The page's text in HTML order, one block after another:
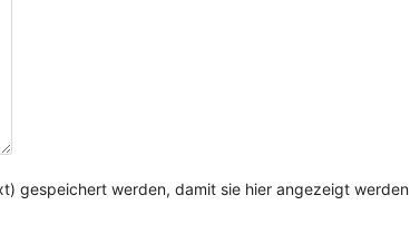
gespeichert werden, damit sie hier angezeigt werden